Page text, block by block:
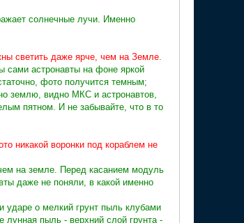
солнечные лучи. Именно
светить даже ярче, чем на Земле.
сами астронавты на фоне яркой
фото получится темным;
землю, видно МКС и астронавтов,
пятном. И не забывайте, что в то
никакой воронки под кораблем не
на земле. Перед касанием модуль
даже не поняли, в какой именно
ударе о мелкий грунт пыль клубами
лунная пыль - верхний слой грунта -